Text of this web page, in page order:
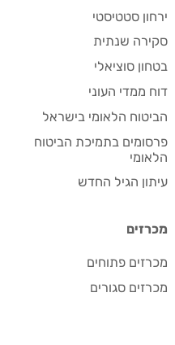
ירחון סטטיסטי
סקירה שנתית
בטחון סוציאלי
דוח ממדי העוני
הביטוח הלאומי בישראל
פרסומים בתמיכת הביטוח
הלאומי
עיתון הגיל החדש
מכרזים
מכרזים פתוחים
מכרזים סגורים